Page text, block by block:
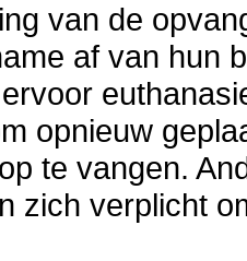
van de
af van hun
opnieuw
te vangen.
zich verplicht